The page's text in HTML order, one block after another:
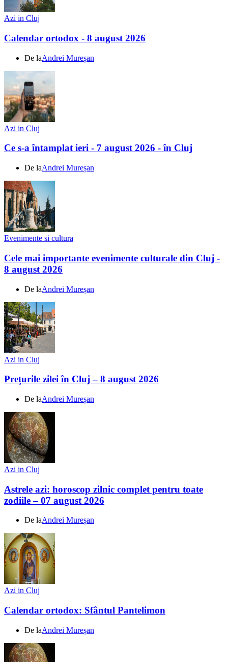
Azi in Cluj
Calendar ortodox - 8 august 2026
De laAndrei Mureșan
Azi in Cluj
Ce s-a întamplat ieri - 7 august 2026 - în Cluj
De laAndrei Mureșan
Evenimente si cultura
Cele mai importante evenimente culturale din Cluj -
8 august 2026
De laAndrei Mureșan
Azi in Cluj
Prețurile zilei în Cluj – 8 august 2026
De laAndrei Mureșan
Azi in Cluj
Astrele azi: horoscop zilnic complet pentru toate
zodiile – 07 august 2026
De laAndrei Mureșan
Azi in Cluj
Calendar ortodox: Sfântul Pantelimon
De laAndrei Mureșan